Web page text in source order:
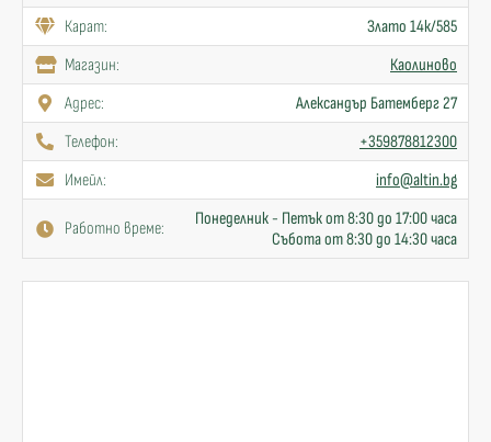
Карат:
Злато 14к/585
Mагазин:
Каолиново
Адрес:
Александър Батемберг 27
Телефон:
+359878812300
Имейл:
info@altin.bg
Работно време:
Понеделник - Петък от 8:30 до 17:00 часа
Събота от 8:30 до 14:30 часа